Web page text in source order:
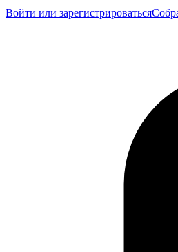
Войти или зарегистрироваться